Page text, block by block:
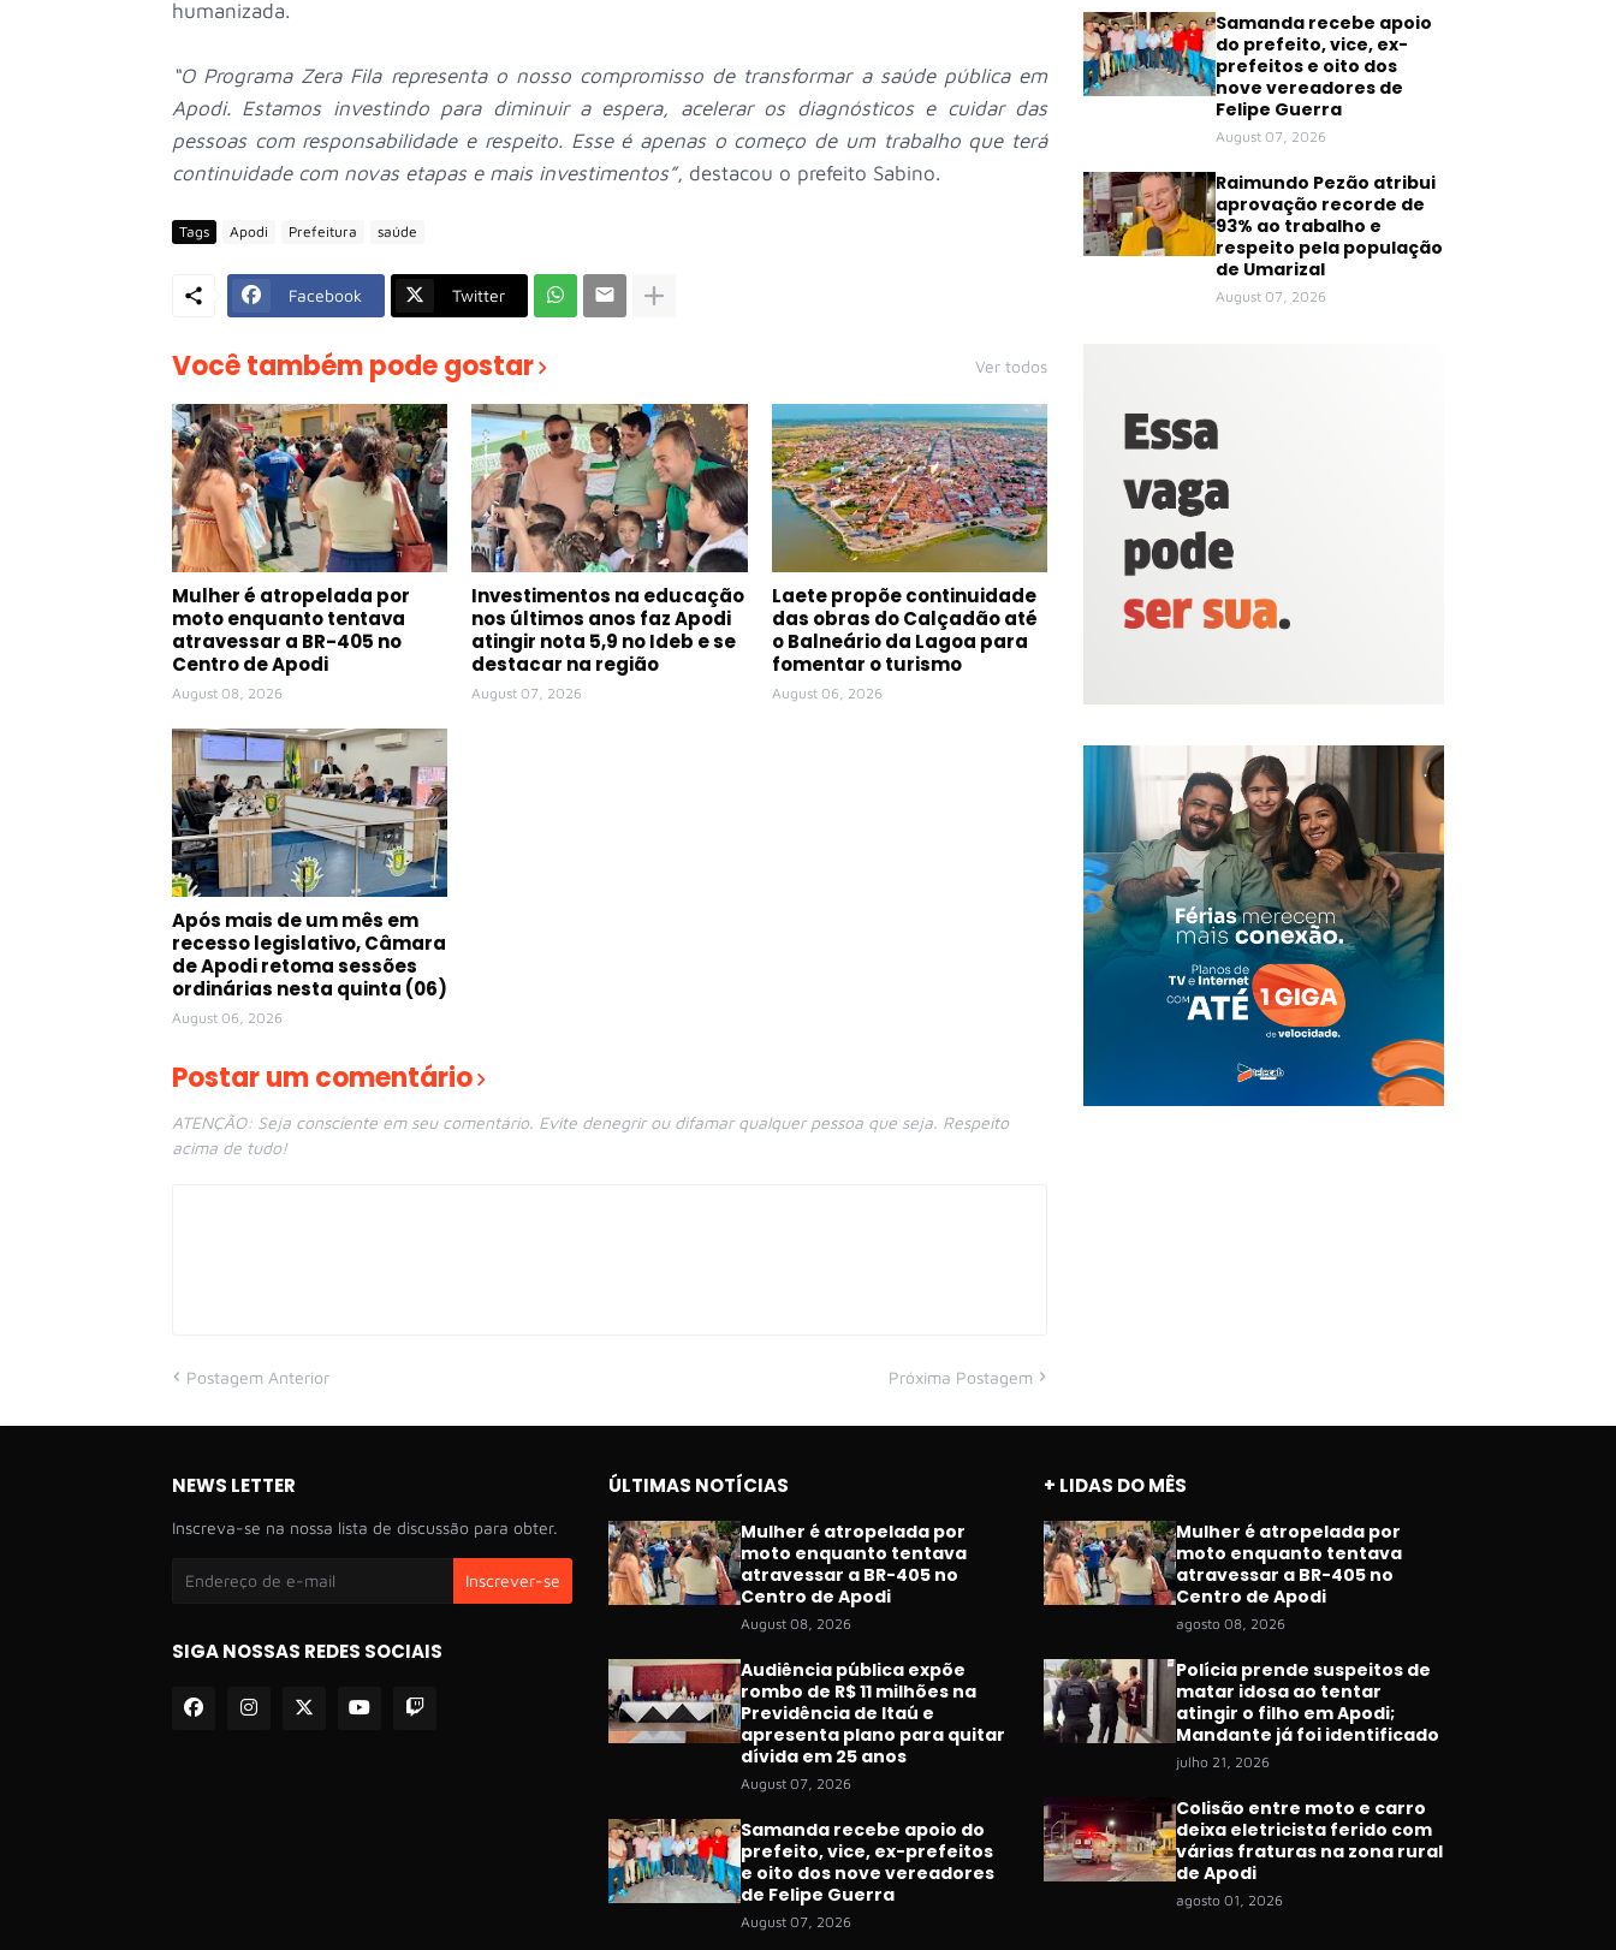
humanizada.
“O Programa Zera Fila representa o nosso compromisso de transformar a saúde pública em
Apodi. Estamos investindo para diminuir a espera, acelerar os diagnósticos e cuidar das
pessoas com responsabilidade e respeito. Esse é apenas o começo de um trabalho que terá
continuidade com novas etapas e mais investimentos”, destacou o prefeito Sabino.
Tags Apodi Prefeitura saúde
Facebook Twitter
Você também pode gostar Ver todos
Mulher é atropelada por
moto enquanto tentava
atravessar a BR-405 no
Centro de Apodi
August 08, 2026
Investimentos na educação
nos últimos anos faz Apodi
atingir nota 5,9 no Ideb e se
destacar na região
August 07, 2026
Laete propõe continuidade
das obras do Calçadão até
o Balneário da Lagoa para
fomentar o turismo
August 06, 2026
Após mais de um mês em
recesso legislativo, Câmara
de Apodi retoma sessões
ordinárias nesta quinta (06)
August 06, 2026
Postar um comentário
ATENÇÃO: Seja consciente em seu comentário. Evite denegrir ou difamar qualquer pessoa que seja. Respeito
acima de tudo!
Postagem Anterior Próxima Postagem
Samanda recebe apoio
do prefeito, vice, ex-
prefeitos e oito dos
nove vereadores de
Felipe Guerra
August 07, 2026
Raimundo Pezão atribui
aprovação recorde de
93% ao trabalho e
respeito pela população
de Umarizal
August 07, 2026
NEWS LETTER
Inscreva-se na nossa lista de discussão para obter.
SIGA NOSSAS REDES SOCIAIS
ÚLTIMAS NOTÍCIAS
Mulher é atropelada por
moto enquanto tentava
atravessar a BR-405 no
Centro de Apodi
August 08, 2026
Audiência pública expõe
rombo de R$ 11 milhões na
Previdência de Itaú e
apresenta plano para quitar
dívida em 25 anos
August 07, 2026
Samanda recebe apoio do
prefeito, vice, ex-prefeitos
e oito dos nove vereadores
de Felipe Guerra
August 07, 2026
+ LIDAS DO MÊS
Mulher é atropelada por
moto enquanto tentava
atravessar a BR-405 no
Centro de Apodi
agosto 08, 2026
Polícia prende suspeitos de
matar idosa ao tentar
atingir o filho em Apodi;
Mandante já foi identificado
julho 21, 2026
Colisão entre moto e carro
deixa eletricista ferido com
várias fraturas na zona rural
de Apodi
agosto 01, 2026